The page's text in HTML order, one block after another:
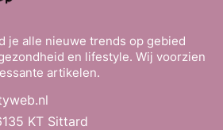
je alle nieuwe trends op gebied
en lifestyle. Wij voorzien
artikelen.
KT Sittard